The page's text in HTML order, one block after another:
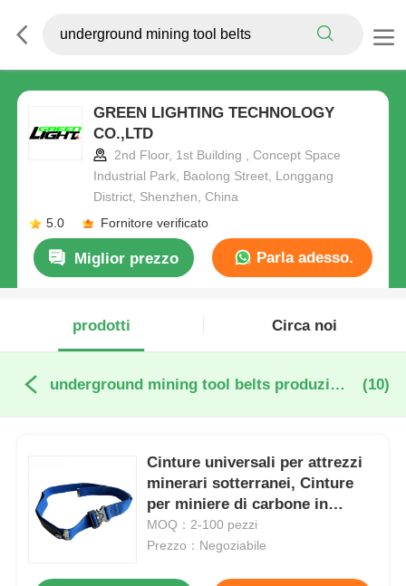
GREEN LIGHTING TECHNOLOGY
CO.,LTD
2nd Floor, 1st Building , Concept Space
Industrial Park, Baolong Street, Longgang
District, Shenzhen, China
5.0
Fornitore verificato
Miglior prezzo Parla adesso.
prodotti Circa noi
underground mining tool belts produzione online (10)
Cinture universali per attrezzi
minerari sotterranei, Cinture
per miniere di carbone in
poliestere con sospensioni
MOQ：2-100 pezzi
Prezzo：Negoziabile